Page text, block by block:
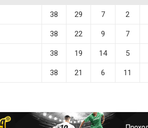
38 29 7 2
38 22 9 7
38 19 14 5
38 21 6 11